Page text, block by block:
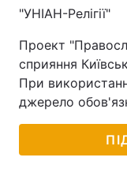
"УНІАН-Релігії"
Проект
сприяння
При
джерело